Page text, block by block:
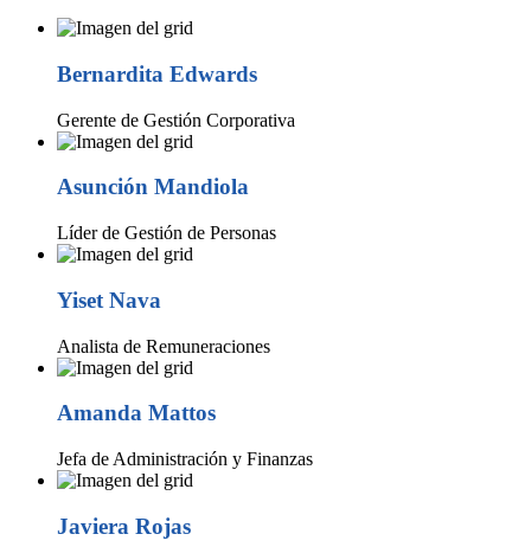
Bernardita Edwards
Gerente de Gestión Corporativa
Asunción Mandiola
Líder de Gestión de Personas
Yiset Nava
Analista de Remuneraciones
Amanda Mattos
Jefa de Administración y Finanzas
Javiera Rojas